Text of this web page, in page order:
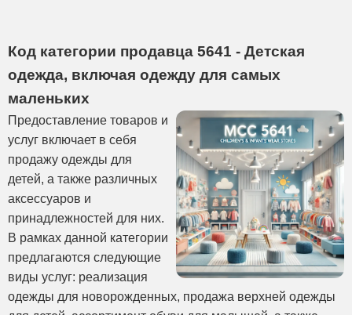
Код категории продавца 5641 - Детская
одежда, включая одежду для самых
маленьких
Предоставление товаров и
услуг включает в себя
продажу одежды для
детей, а также различных
аксессуаров и
принадлежностей для них.
В рамках данной категории
предлагаются следующие
виды услуг: реализация
одежды для новорожденных, продажа верхней одежды